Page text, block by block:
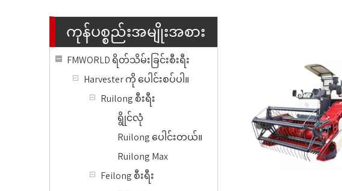
ကုန်ပစ္စည်းအမျိုးအစား
FMWORLD ရိတ်သိမ်းခြင်းစီးရီး
Harvester ကို ပေါင်းစပ်ပါ။
Ruilong စီးရီး
ရွိုင်လုံ
Ruilong ပေါင်းတယ်။
Ruilong Max
Feilong စီးရီး